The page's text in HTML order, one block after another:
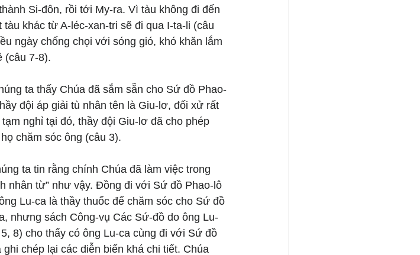
Si-đôn, rồi tới My-ra. Vì tàu không đi đến
khác từ A-léc-xan-tri sẽ đi qua I-ta-li (câu
ngày chống chọi với sóng gió, khó khăn lắm
(câu 7-8).
ta thấy Chúa đã sắm sẵn cho Sứ đồ Phao-
đội áp giải tù nhân tên là Giu-lơ, đối xử rất
nghỉ tại đó, thầy đội Giu-lơ đã cho phép
chăm sóc ông (câu 3).
ta tin rằng chính Chúa đã làm việc trong
nhân từ” như vậy. Đồng đi với Sứ đồ Phao-lô
Lu-ca là thầy thuốc để chăm sóc cho Sứ đồ
nhưng sách Công-vụ Các Sứ-đồ do ông Lu-
8) cho thấy có ông Lu-ca cùng đi với Sứ đồ
chép lại các diễn biến khá chi tiết. Chúa